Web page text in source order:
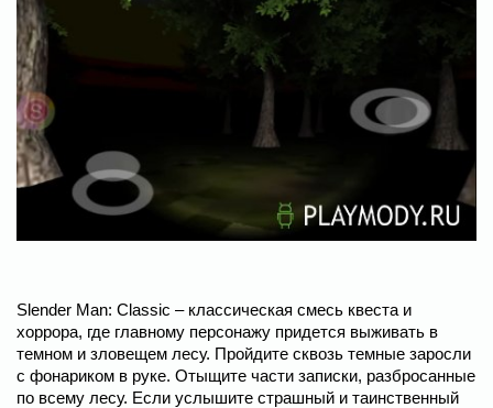
Slender Man: Classic – классическая смесь квеста и
хоррора, где главному персонажу придется выживать в
темном и зловещем лесу. Пройдите сквозь темные заросли
с фонариком в руке. Отыщите части записки, разбросанные
по всему лесу. Если услышите страшный и таинственный